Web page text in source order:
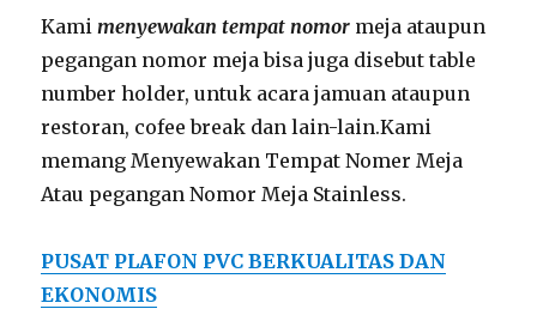
Kamimenyewakan tempat nomor meja ataupun
pegangan nomor meja bisa juga disebut table
number holder, untuk acara jamuan ataupun
restoran, cofee break dan lain-lain.Kami
memang Menyewakan Tempat Nomer Meja
Atau pegangan Nomor Meja Stainless.
PUSAT PLAFON PVC BERKUALITAS DAN
EKONOMIS